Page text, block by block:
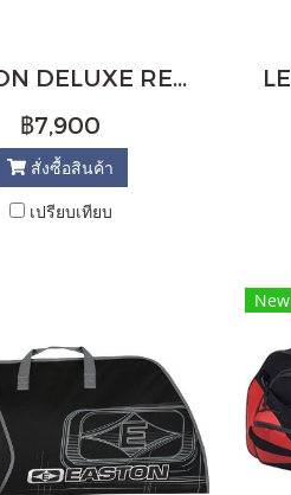
EASTON DELUXE RECURVE PACK
฿7,900
สั่งซื้อสินค้า
เปรียบเทียบ
New